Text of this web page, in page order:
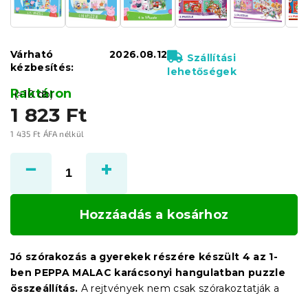
1 823 Ft
1 435 Ft ÁFA nélkül
Raktáron
(>10 db)
Várható
kézbesítés:
2026.08.12
Szállítási
lehetőségek
Hozzáadás a kosárhoz
Jó szórakozás a gyerekek részére készült 4 az 1-
ben PEPPA MALAC karácsonyi hangulatban puzzle
összeállítás. A rejtvények nem csak szórakoztatják a